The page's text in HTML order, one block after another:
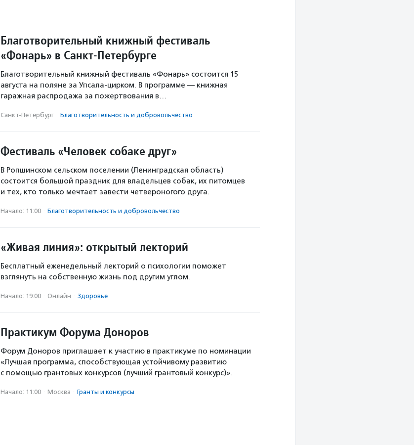
Благотворительный книжный фестиваль
«Фонарь» в Санкт-Петербурге
Благотворительный книжный фестиваль «Фонарь» состоится 15
августа на поляне за Упсала-цирком. В программе — книжная
гаражная распродажа за пожертвования в…
Санкт-Петербург · Благотвори­тель­ность и доброволь­чест­во
Фестиваль «Человек собаке друг»
В Ропшинском сельском поселении (Ленинградская область)
состоится большой праздник для владельцев собак, их питомцев
и тех, кто только мечтает завести четвероногого друга.
Начало: 11:00 · Благотвори­тель­ность и доброволь­чест­во
«Живая линия»: открытый лекторий
Бесплатный еженедельный лекторий о психологии поможет
взглянуть на собственную жизнь под другим углом.
Начало: 19:00 · Онлайн · Здоровье
Практикум Форума Доноров
Форум Доноров приглашает к участию в практикуме по номинации
«Лучшая программа, способствующая устойчивому развитию
с помощью грантовых конкурсов (лучший грантовый конкурс)».
Начало: 11:00 · Москва · Гранты и конкурсы